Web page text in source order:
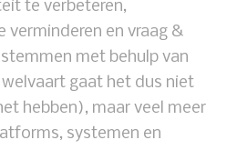
te verbeteren,
verminderen en vraag &
met behulp van
gaat het dus niet
hebben), maar veel meer
systemen en